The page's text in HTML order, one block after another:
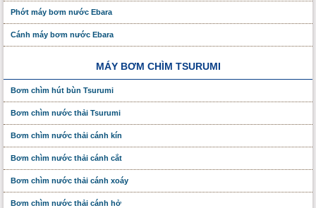
Phớt máy bơm nước Ebara
Cánh máy bơm nước Ebara
MÁY BƠM CHÌM TSURUMI
Bơm chìm hút bùn Tsurumi
Bơm chìm nước thải Tsurumi
Bơm chìm nước thải cánh kín
Bơm chìm nước thải cánh cắt
Bơm chìm nước thải cánh xoáy
Bơm chìm nước thải cánh hở